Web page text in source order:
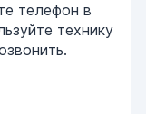
телефон в
технику